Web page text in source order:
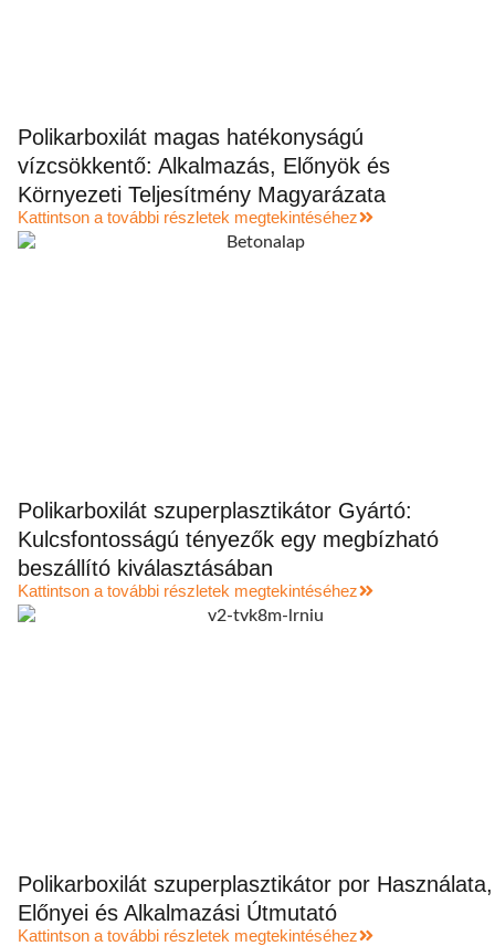
Polikarboxilát magas hatékonyságú
vízcsökkentő: Alkalmazás, Előnyök és
Környezeti Teljesítmény Magyarázata
Kattintson a további részletek megtekintéséhez
Polikarboxilát szuperplasztikátor Gyártó:
Kulcsfontosságú tényezők egy megbízható
beszállító kiválasztásában
Kattintson a további részletek megtekintéséhez
Polikarboxilát szuperplasztikátor por Használata,
Előnyei és Alkalmazási Útmutató
Kattintson a további részletek megtekintéséhez